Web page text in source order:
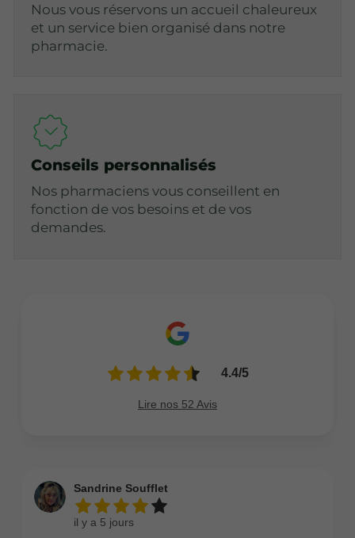
Nous vous réservons un accueil chaleureux
et un service bien organisé dans notre
pharmacie.
Conseils personnalisés
Nos pharmaciens vous conseillent en
fonction de vos besoins et de vos
demandes.